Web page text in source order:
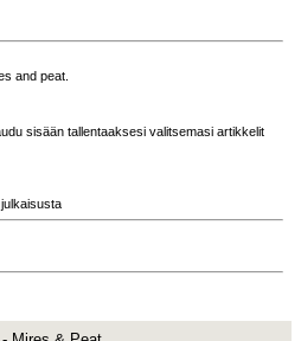
and peat.
sisään tallentaaksesi valitsemasi artikkelit